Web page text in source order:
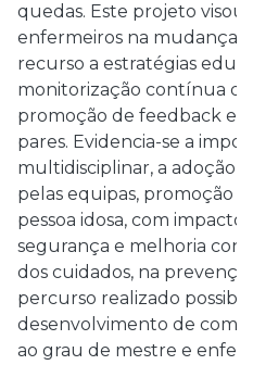
quedas. Este projeto visou
enfermeiros na mudança
recurso a estratégias
monitorização contínua de
promoção de feedback e
pares. Evidencia-se a
multidisciplinar, a adoção
pelas equipas, promoção
pessoa idosa, com
segurança e melhoria
dos cuidados, na
percurso realizado
desenvolvimento de
ao grau de mestre e